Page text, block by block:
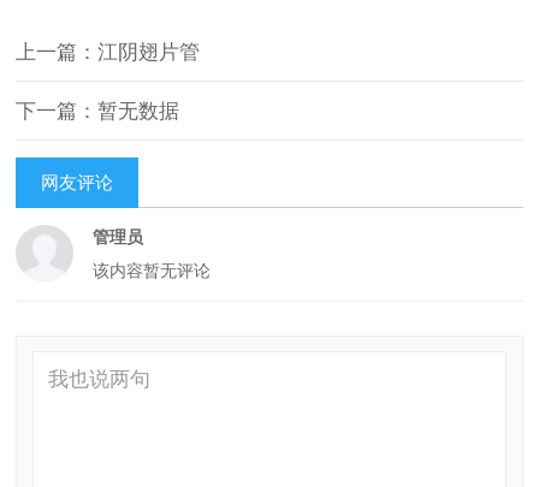
上一篇：江阴翅片管
下一篇：暂无数据
网友评论
管理员
该内容暂无评论